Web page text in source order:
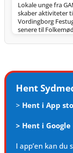
Lokale unge fra
skaber aktiviteter
Vordingborg
senere til
Hent
> Hent i App
> Hent i Google
I app’en kan